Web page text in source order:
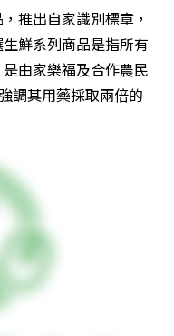
推出自家識別標章，
鮮系列商品是指所有
由家樂福及合作農民
調其用藥採取兩倍的